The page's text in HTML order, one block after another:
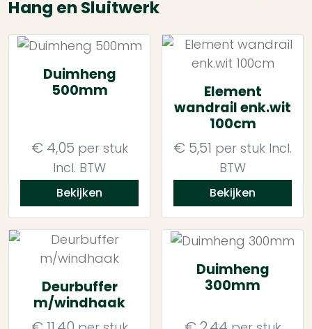
Hang en Sluitwerk
Duimheng
500mm
€ 4,05 per stuk
Incl. BTW
Bekijken
Element
wandrail enk.wit
100cm
€ 5,51 per stuk Incl.
BTW
Bekijken
Deurbuffer
m/windhaak
Duimheng
300mm